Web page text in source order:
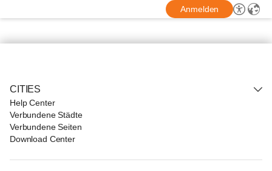
Anmelden
CITIES
Help Center
Verbundene Städte
Verbundene Seiten
Download Center